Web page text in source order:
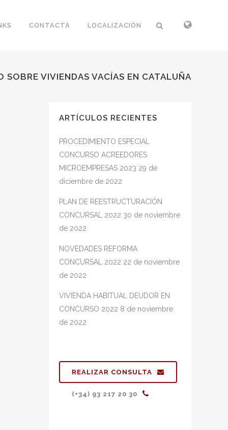
CONTACTA LOCALIZACIÓN
SOBRE VIVIENDAS VACÍAS EN CATALUÑA
ARTÍCULOS RECIENTES
PROCEDIMIENTO ESPECIAL
CONCURSO ACREEDORES
MICROEMPRESAS 2023 29 de
diciembre de 2022
PLAN DE REESTRUCTURACIÓN
CONCURSAL 2022 30 de noviembre
de 2022
NOVEDADES REFORMA
CONCURSAL 2022 22 de noviembre
de 2022
VIVIENDA HABITUAL DEUDOR EN
CONCURSO 2022 8 de noviembre
de 2022
REALIZAR CONSULTA
(+34) 93 217 20 30